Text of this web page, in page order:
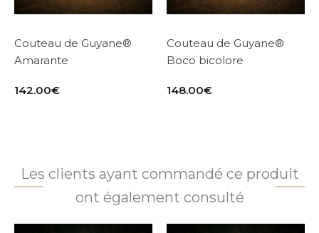
Couteau de Guyane®
Amarante
142.00€
Couteau de Guyane®
Boco bicolore
148.00€
Les clients ayant commandé ce produit
ont également consulté